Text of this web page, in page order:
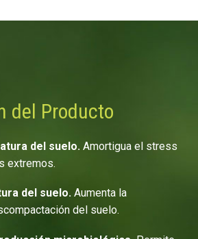
del Producto
del suelo. Amortigua el stress
extremos.
del suelo. Aumenta la
del suelo.